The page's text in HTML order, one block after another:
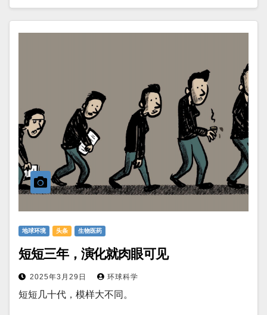
地球环境 头条 生物医药
短短三年，演化就肉眼可见
2025年3月29日 环球科学
短短几十代，模样大不同。